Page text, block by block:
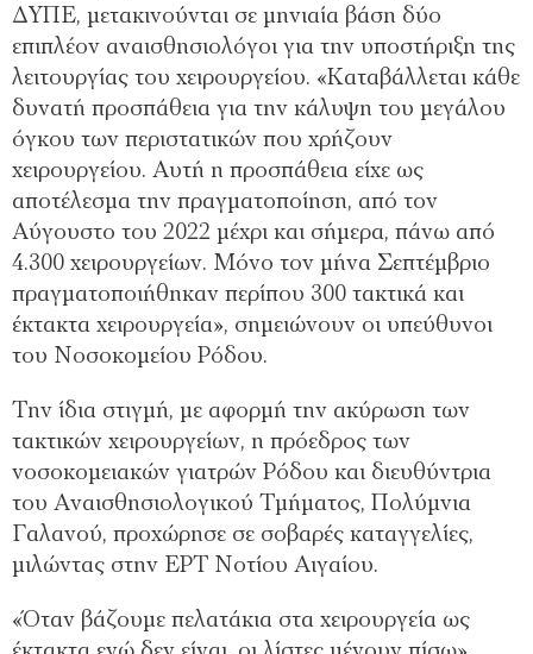
ΔΥΠΕ, μετακινούνται σε μηνιαία βάση δύο
επιπλέον αναισθησιολόγοι για την υποστήριξη της
λειτουργίας του χειρουργείου. «Καταβάλλεται κάθε
δυνατή προσπάθεια για την κάλυψη του μεγάλου
όγκου των περιστατικών που χρήζουν
χειρουργείου. Αυτή η προσπάθεια είχε ως
αποτέλεσμα την πραγματοποίηση, από τον
Αύγουστο του 2022 μέχρι και σήμερα, πάνω από
4.300 χειρουργείων. Μόνο τον μήνα Σεπτέμβριο
πραγματοποιήθηκαν περίπου 300 τακτικά και
έκτακτα χειρουργεία», σημειώνουν οι υπεύθυνοι
του Νοσοκομείου Ρόδου.
Την ίδια στιγμή, με αφορμή την ακύρωση των
τακτικών χειρουργείων, η πρόεδρος των
νοσοκομειακών γιατρών Ρόδου και διευθύντρια
του Αναισθησιολογικού Τμήματος, Πολύμνια
Γαλανού, προχώρησε σε σοβαρές καταγγελίες,
μιλώντας στην ΕΡΤ Νοτίου Αιγαίου.
«Όταν βάζουμε πελατάκια στα χειρουργεία ως